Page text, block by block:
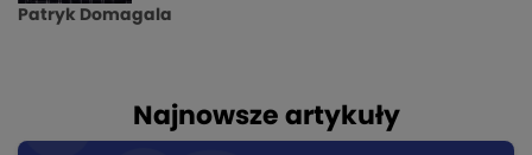
Patryk Domagala
Najnowsze artykuły